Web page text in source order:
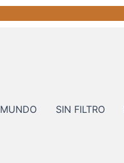
MUNDO SIN FILTRO